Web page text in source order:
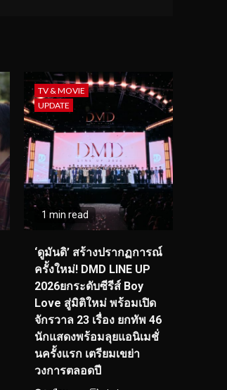
TV & MOVIE
UPDATE
1 min read
‘ดูมันดิ’ สร้างปรากฏการณ์
ครั้งใหม่! DMD LINE UP
2026ยกระดับซีรีส์ Boy
Love สู่มิติใหม่ พร้อมเปิด
จักรวาล 23 เรื่อง ยกทัพ 46
นักแสดงพร้อมลุยแอนิเมชั่
นครั้งแรก เตรียมเขย่า
วงการตลอดปี